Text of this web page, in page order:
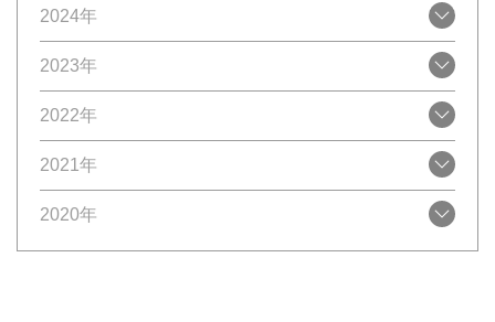
2024年
2023年
2022年
2021年
2020年